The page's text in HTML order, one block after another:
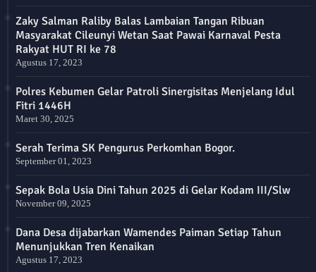
Zaky Salman Raliby Balas Lambaian Tangan Ribuan
Masyarakat Cileunyi Wetan Saat Pawai Karnaval Pesta
Rakyat HUT RI ke 78
Agustus 17, 2023
Polres Kebumen Gelar Patroli Sinergisitas Menjelang Idul
Fitri 1446H
Maret 30, 2025
Serah Terima SK Pengurus Perkomhan Bogor.
September 01, 2023
Sepak Bola Usia Dini Tahun 2025 di Gelar Kodam III/Slw
November 09, 2025
Dana Desa dijabarkan Wamendes Paiman Setiap Tahun
Menunjukkan Tren Kenaikan
Agustus 17, 2023